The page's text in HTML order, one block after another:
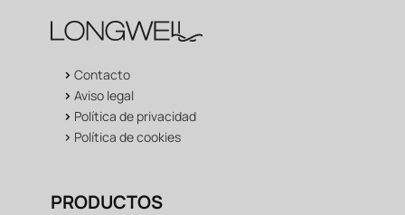
> Contacto
> Aviso legal
> Política de privacidad
> Política de cookies
PRODUCTOS